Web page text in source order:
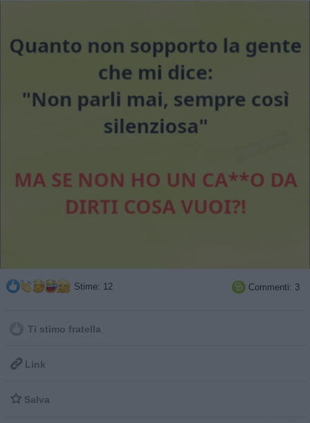
Stime: 12  Commenti: 3
Ti stimo fratella
 Link
 Salva